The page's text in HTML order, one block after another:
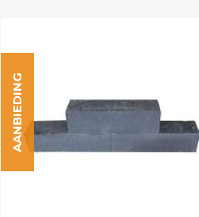
AANBIEDING